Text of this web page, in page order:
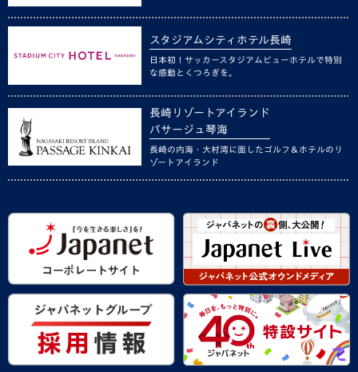
スタジアムシティホテル長崎
日本初！サッカースタジアムビューホテルで特別
な感動とくつろぎを。
長崎リゾートアイランド
パサージュ琴海
長崎の内海・大村湾に面したゴルフ＆ホテルのリ
ゾートアイランド